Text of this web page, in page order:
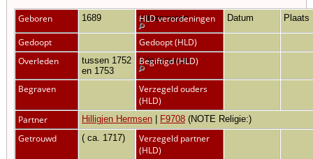
Geboren 1689 Vriezenveen
HLD verordeningen Datum Plaats
Gedoopt
Gedoopt (HLD)
Overleden
tussen 1752
en 1753
Vriezenveen
Begiftigd (HLD)
Begraven
Verzegeld ouders
(HLD)
Partner
Hilligjen Hermsen F9708 (NOTE Religie:)
Getrouwd ( ca. 1717)
Verzegeld partner
(HLD)